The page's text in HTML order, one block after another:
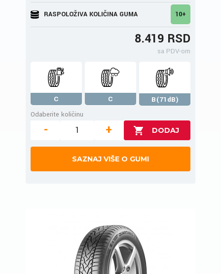
RASPOLOŽIVA KOLIČINA GUMA 10+
8.419 RSD
sa PDV-om
C C
B(71dB)
Odaberite količinu
- +
SAZNAJ VIŠE O GUMI